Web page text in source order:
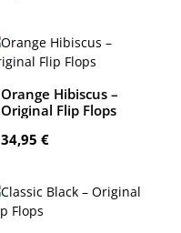
Orange Hibiscus –
Original Flip Flops
Regulärer Preis:
34,95 €